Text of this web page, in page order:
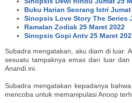
Buku Harian Seorang Istri Jumat
Sinopsis Love Story The Series
Ramalan Zodiak 25 Maret 2022
Sinopsis Gopi Antv 25 Maret
Subadra mengatakan, aku diam di luar.
sesuatu tampaknya emas dari luar dan
Anandi ini.
Subadra mengatakan kepadanya
mencoba untuk memanipulasi Anoop